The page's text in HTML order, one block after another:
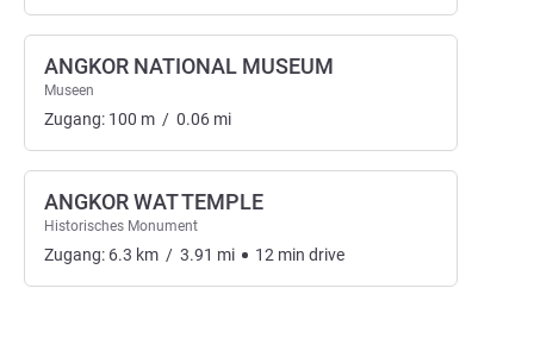
ANGKOR NATIONAL MUSEUM
Museen
Zugang: 100 m / 0.06 mi
ANGKOR WAT TEMPLE
Historisches Monument
Zugang: 6.3 km / 3.91 mi 12 min drive